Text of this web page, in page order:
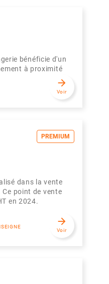
bénéficie d'un
à proximité
arrow_forward
Voir
PREMIUM
dans la vente
point de vente
en 2024.
arrow_forward
Voir